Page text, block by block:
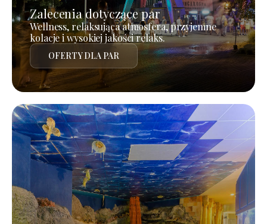
Zalecenia dotyczące par
Wellness, relaksująca atmosfera, przyjemne
kolacje i wysokiej jakości relaks.
OFERTY DLA PAR